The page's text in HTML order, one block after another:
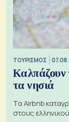
ΤΟΥΡΙΣΜΟΣ
Καλπάζουν
τα νησιά
Τα Airbnb
στους